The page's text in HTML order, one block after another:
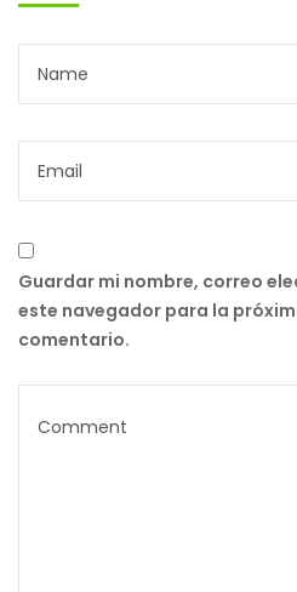
Guardar mi nombre, correo
este navegador para la
comentario.